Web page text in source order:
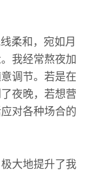
柔和，宛如月
我经常熬夜加
调节。若是在
夜晚，若想营
对各种场合的
大地提升了我